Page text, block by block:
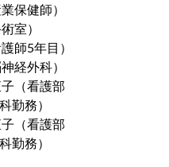
保健師）
室）
師5年目）
経外科）
（看護部
勤務）
（看護部
勤務）